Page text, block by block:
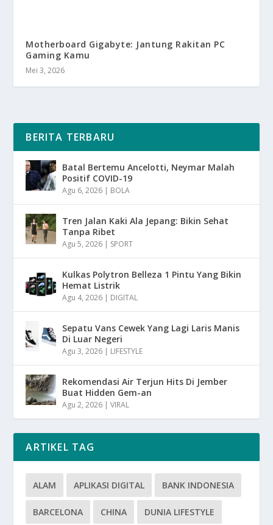
Motherboard Gigabyte: Jantung Rakitan PC
Gaming Kamu
Mei 3, 2026
BERITA TERBARU
Batal Bertemu Ancelotti, Neymar Malah
Positif COVID-19
Agu 6, 2026 | BOLA
Tren Jalan Kaki Ala Jepang: Bikin Sehat
Tanpa Ribet
Agu 5, 2026 | SPORT
Kulkas Polytron Belleza 1 Pintu Yang Bikin
Hemat Listrik
Agu 4, 2026 | DIGITAL
Sepatu Vans Cewek Yang Lagi Laris Manis
Di Luar Negeri
Agu 3, 2026 | LIFESTYLE
Rekomendasi Air Terjun Hits Di Jember
Buat Hidden Gem-an
Agu 2, 2026 |VIRAL
ARTIKEL TAG
ALAM APLIKASI DIGITAL BANK INDONESIA
BARCELONA CHINA DUNIA LIFESTYLE